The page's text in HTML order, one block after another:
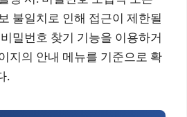
불일치로 인해 접근이 제한될
밀번호 찾기 기능을 이용하거
지의 안내 메뉴를 기준으로 확
.